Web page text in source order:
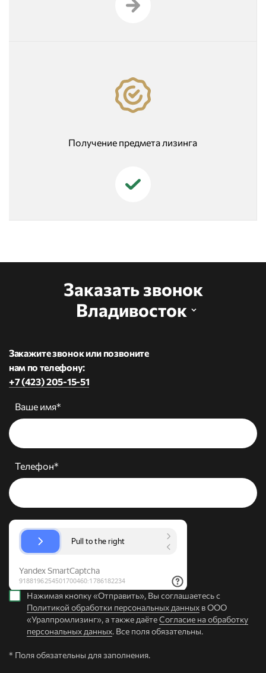
Получение предмета лизинга
Заказать звонок
Владивосток
Закажите звонок или позвоните
нам по телефону:
+7 (423) 205-15-51
Ваше имя*
Телефон*
Нажимая кнопку «Отправить», Вы соглашаетесь с
Политикой обработки персональных данных в ООО
«Уралпромлизинг», а также даётеСогласие на обработку
персональных данных. Все поля обязательны.
* Поля обязательны для заполнения.